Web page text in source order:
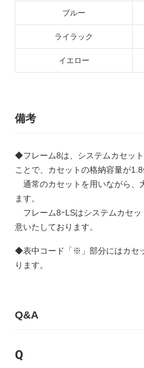
ブルー
ライラック
イエロー
備考
◆フレーム8は、システムカセッ
ことで、カセットの格納容量が1.8
通常のカセットを用いながら、
ます。
フレーム8ｰLSはシステムカセッ
意いたしております。
◆表中コード「※」部分にはカセ
ります。
Q&A